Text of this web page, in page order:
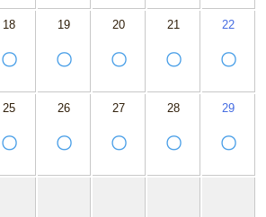
18
〇
19
〇
20
〇
21
〇
22
〇
25
〇
26
〇
27
〇
28
〇
29
〇